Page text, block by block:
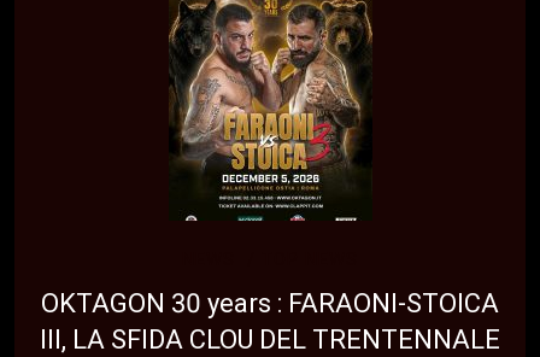
OKTAGON 30 years : FARAONI-STOICA
III, LA SFIDA CLOU DEL TRENTENNALE